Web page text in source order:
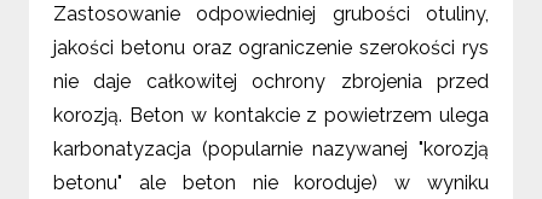
Zastosowanie odpowiedniej grubości otuliny,
jakości betonu oraz ograniczenie szerokości rys
nie daje całkowitej ochrony zbrojenia przed
korozją. Beton w kontakcie z powietrzem ulega
karbonatyzacja (popularnie nazywanej "korozją
betonu" ale beton nie koroduje) w wyniku